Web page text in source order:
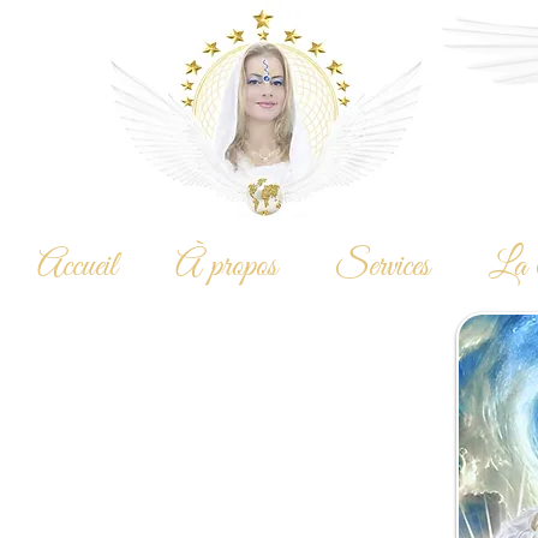
Accueil À propos Services La